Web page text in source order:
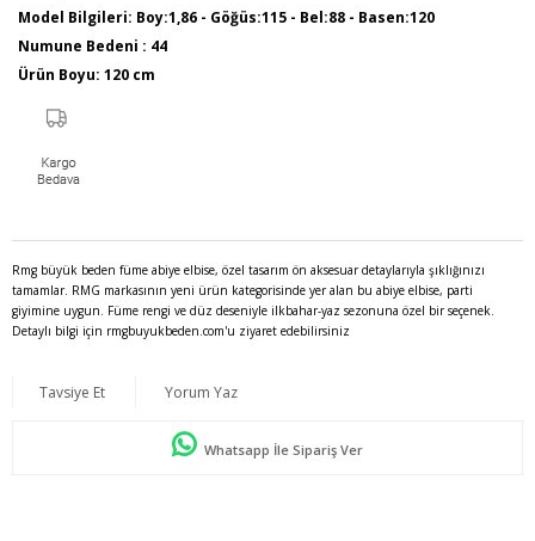
Model Bilgileri: Boy:1,86 - Göğüs:115 - Bel:88 - Basen:120
Numune Bedeni : 44
Ürün Boyu: 120 cm
Rmg büyük beden füme abiye elbise, özel tasarım ön aksesuar detaylarıyla şıklığınızı
tamamlar. RMG markasının yeni ürün kategorisinde yer alan bu abiye elbise, parti
giyimine uygun. Füme rengi ve düz deseniyle ilkbahar-yaz sezonuna özel bir seçenek.
Detaylı bilgi için rmgbuyukbeden.com'u ziyaret edebilirsiniz
Tavsiye Et Yorum Yaz
Whatsapp İle Sipariş Ver